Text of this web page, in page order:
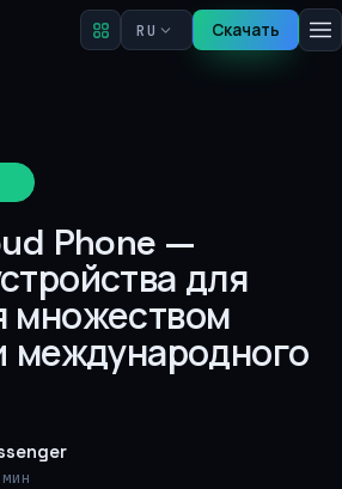
RU Скачать
Phone —
для
множеством
международного